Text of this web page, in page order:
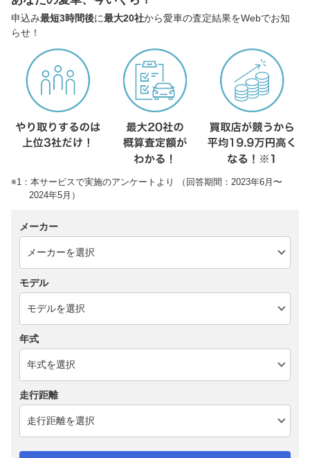
申込み最短3時間後に最大20社から愛車の査定結果をWebでお知
らせ！
※1：本サービスで実施のアンケートより （回答期間：2023年6月〜
2024年5月）
メーカー
モデル
年式
走行距離